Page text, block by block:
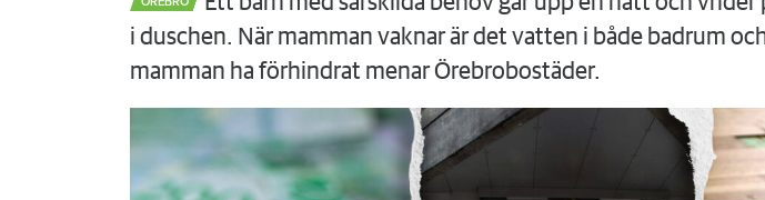
i duschen. När mamman vaknar är det vatten i både badrum
mamman ha förhindrat menar Örebrobostäder.